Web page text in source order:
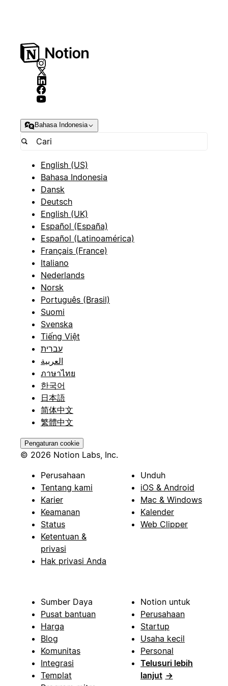
Bahasa Indonesia
English (US)
Bahasa Indonesia
Dansk
Deutsch
English (UK)
Español (España)
Español (Latinoamérica)
Français (France)
Italiano
Nederlands
Norsk
Português (Brasil)
Suomi
Svenska
Tiếng Việt
עברית
العربية
ภาษาไทย
한국어
日本語
简体中文
繁體中文
Pengaturan cookie
© 2026 Notion Labs, Inc.
Perusahaan
Tentang kami
Karier
Keamanan
Status
Ketentuan &
privasi
Hak privasi Anda
Unduh
iOS & Android
Mac & Windows
Kalender
Web Clipper
Sumber Daya
Pusat bantuan
Harga
Blog
Komunitas
Integrasi
Templat
Notion untuk
Perusahaan
Startup
Usaha kecil
Personal
Telusuri lebih
lanjut →